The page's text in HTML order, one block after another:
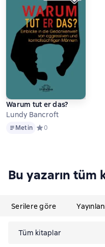
Warum tut er das?
Lundy Bancroft
MetinMetin Средний рейтинг 0 на
0
Bu yazarın tüm
Serilere göre
Tüm kitaplar